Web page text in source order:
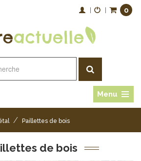
0
Menu
/ Paillettes de bois
de bois